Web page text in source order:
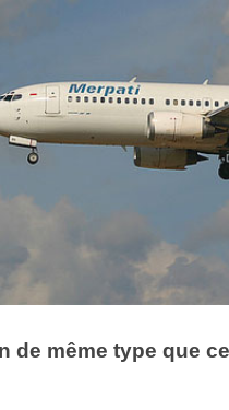
de même type que